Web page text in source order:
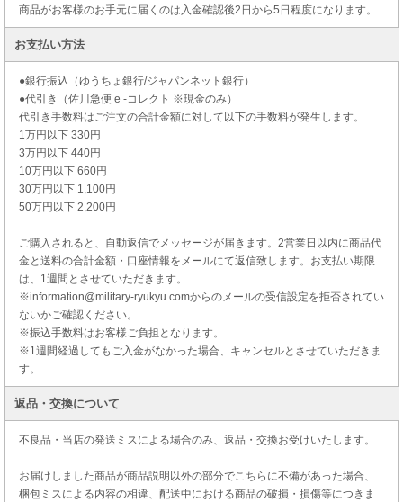
商品がお客様のお手元に届くのは入金確認後2日から5日程度になります。
お支払い方法
●銀行振込（ゆうちょ銀行/ジャパンネット銀行）
●代引き（佐川急便 e -コレクト ※現金のみ）
代引き手数料はご注文の合計金額に対して以下の手数料が発生します。
1万円以下 330円
3万円以下 440円
10万円以下 660円
30万円以下 1,100円
50万円以下 2,200円
ご購入されると、自動返信でメッセージが届きます。2営業日以内に商品代
金と送料の合計金額・口座情報をメールにて返信致します。お支払い期限
は、1週間とさせていただきます。
※information@military-ryukyu.comからのメールの受信設定を拒否されてい
ないかご確認ください。
※振込手数料はお客様ご負担となります。
※1週間経過してもご入金がなかった場合、キャンセルとさせていただきま
す。
返品・交換について
不良品・当店の発送ミスによる場合のみ、返品・交換お受けいたします。
お届けしました商品が商品説明以外の部分でこちらに不備があった場合、
梱包ミスによる内容の相違、配送中における商品の破損・損傷等につきま